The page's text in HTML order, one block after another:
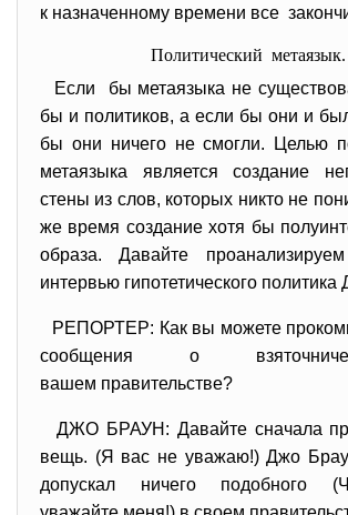
к назначенному времени все
Политический метаязык.
Если бы метаязыка не
бы и политиков, а если бы они и
бы они ничего не смогли. Целью
метаязыка является создание
стены из слов, которых никто не
же время создание хотя бы
образа. Давайте
интервью гипотетического
РЕПОРТЕР: Как вы можете
сообщения о
вашем правительстве?
ДЖО БРАУН: Давайте сначала
вещь. (Я вас не уважаю!) Джо
допускал ничего подобного